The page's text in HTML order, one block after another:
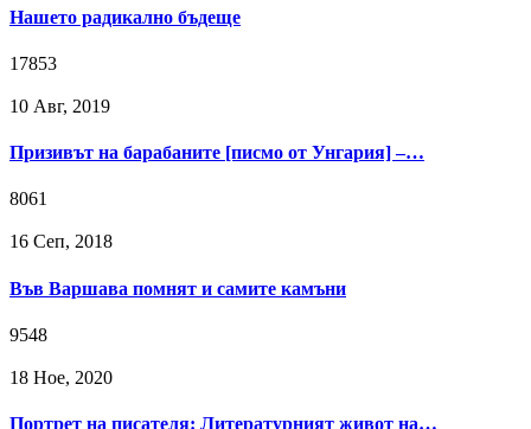
Нашето радикално бъдеще
17853
10 Авг, 2019
Призивът на барабаните [писмо от Унгария] –…
8061
16 Сeп, 2018
Във Варшава помнят и самите камъни
9548
18 Ное, 2020
Портрет на писателя: Литературният живот на…